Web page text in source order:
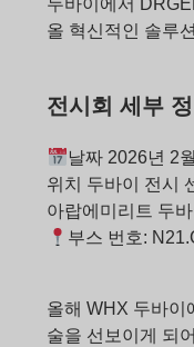
두바이에서
올 혁신적인 솔루
전시회 세부
날짜 2026년 2
위치 두바이 전시
아랍에미리트 두바
부스 번호:
올해 WHX 두바이
술을 선보이게 되